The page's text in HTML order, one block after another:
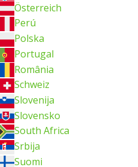
Österreich
Perú
Polska
Portugal
România
Schweiz
Slovenija
Slovensko
South Africa
Srbija
Suomi